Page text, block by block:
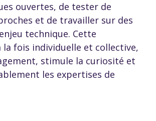
ouvertes, de tester de
et de travailler sur des
technique. Cette
la fois individuelle et collective,
stimule la curiosité et
les expertises de